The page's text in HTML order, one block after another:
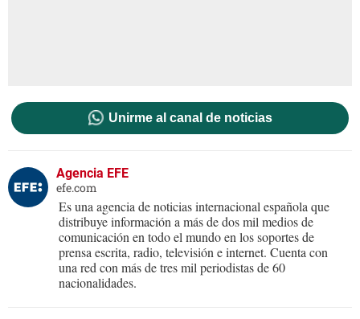
Unirme al canal de noticias
Agencia EFE
efe.com
Es una agencia de noticias internacional española que
distribuye información a más de dos mil medios de
comunicación en todo el mundo en los soportes de
prensa escrita, radio, televisión e internet. Cuenta con
una red con más de tres mil periodistas de 60
nacionalidades.